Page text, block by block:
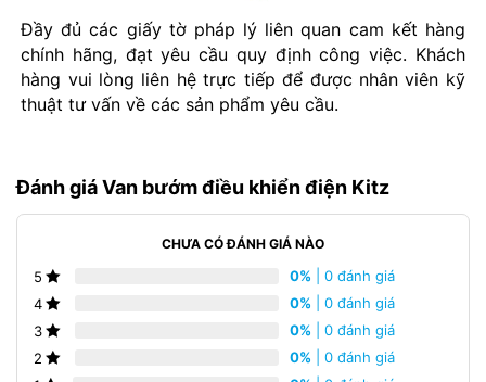
Đầy đủ các giấy tờ pháp lý liên quan cam kết hàng
chính hãng, đạt yêu cầu quy định công việc. Khách
hàng vui lòng liên hệ trực tiếp để được nhân viên kỹ
thuật tư vấn về các sản phẩm yêu cầu.
Đánh giá Van bướm điều khiển điện Kitz
CHƯA CÓ ĐÁNH GIÁ NÀO
5 0% | 0 đánh giá
4
0% | 0 đánh giá
3
0% | 0 đánh giá
2
0% | 0 đánh giá